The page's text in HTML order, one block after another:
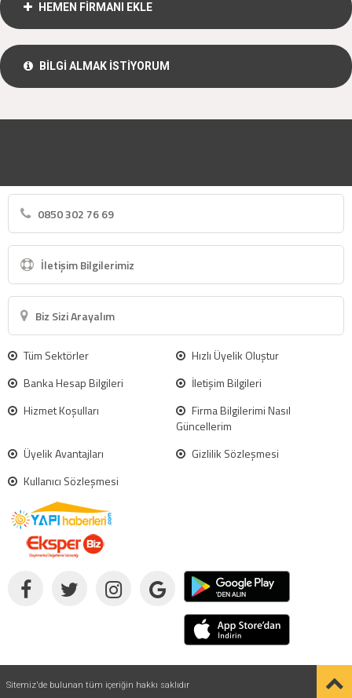
HEMEN FİRMANI EKLE
BİLGİ ALMAK İSTİYORUM
0850 302 76 69
İletişim Bilgilerimiz
Biz Sizi Arayalım
Tüm Sektörler
Hızlı Üyelik Oluştur
Banka Hesap Bilgileri
İletişim Bilgileri
Hizmet Koşulları
Firma Bilgilerimi Nasıl
Güncellerim
Üyelik Avantajları
Gizlilik Sözleşmesi
Kullanıcı Sözleşmesi
Sitemiz'de bulunan tüm içeriğin hakkı saklıdır